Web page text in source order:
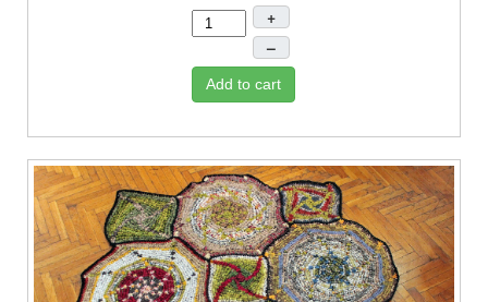
+
–
Add to cart